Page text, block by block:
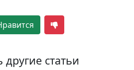
другие статьи